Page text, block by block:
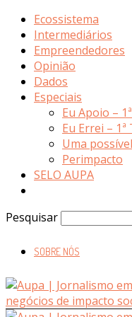
Ecossistema
Intermediários
Empreendedores
Opinião
Dados
Especiais
Eu Apoio –
Eu Errei –
Uma
Perimpacto
SELO AUPA
Pesquisar
SOBRE NÓS